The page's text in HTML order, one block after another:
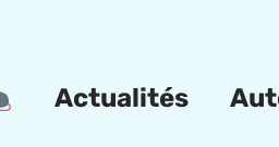
Actualités